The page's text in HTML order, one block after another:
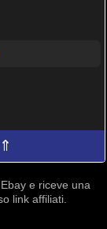
e riceve una
link affiliati.